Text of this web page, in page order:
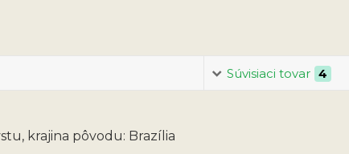
Súvisiaci tovar 4
krajina pôvodu: Brazília